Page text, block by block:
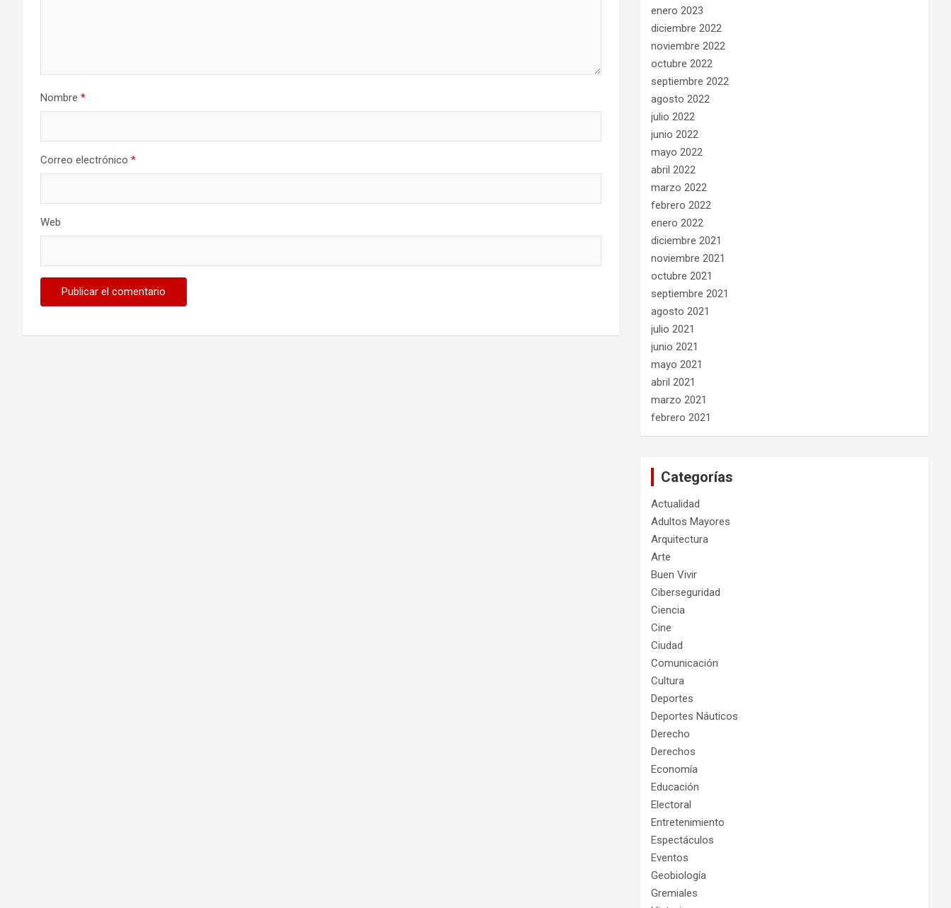
Nombre *
Correo electrónico *
Web
enero 2023
diciembre 2022
noviembre 2022
octubre 2022
septiembre 2022
agosto 2022
julio 2022
junio 2022
mayo 2022
abril 2022
marzo 2022
febrero 2022
enero 2022
diciembre 2021
noviembre 2021
octubre 2021
septiembre 2021
agosto 2021
julio 2021
junio 2021
mayo 2021
abril 2021
marzo 2021
febrero 2021
Categorías
Actualidad
Adultos Mayores
Arquitectura
Arte
Buen Vivir
Ciberseguridad
Ciencia
Cine
Ciudad
Comunicación
Cultura
Deportes
Deportes Náuticos
Derecho
Derechos
Economía
Educación
Electoral
Entretenimiento
Espectáculos
Eventos
Geobiología
Gremiales